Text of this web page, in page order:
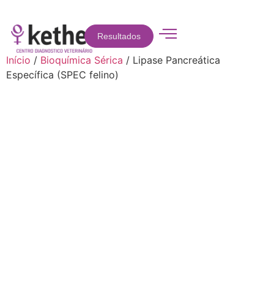
Resultados
Início / Bioquímica Sérica / Lipase Pancreática
Específica (SPEC felino)